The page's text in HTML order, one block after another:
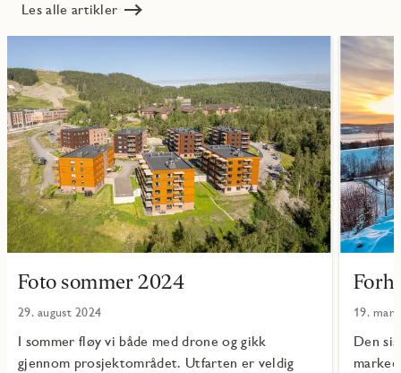
Les alle artikler
Foto sommer 2024
29. august 2024
I sommer fløy vi både med drone og gikk
gjennom prosjektområdet. Utfarten er veldig
19.
Den